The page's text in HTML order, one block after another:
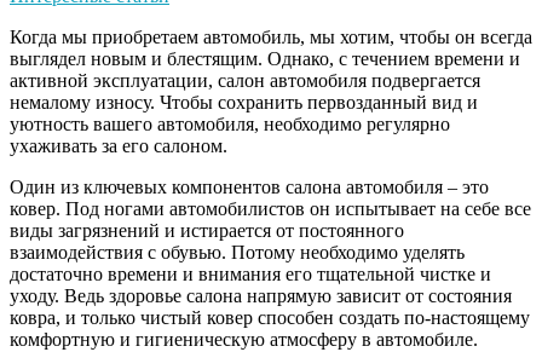
Когда мы приобретаем автомобиль, мы хотим, чтобы он всегда
выглядел новым и блестящим. Однако, с течением времени и
активной эксплуатации, салон автомобиля подвергается
немалому износу. Чтобы сохранить первозданный вид и
уютность вашего автомобиля, необходимо регулярно
ухаживать за его салоном.
Один из ключевых компонентов салона автомобиля – это
ковер. Под ногами автомобилистов он испытывает на себе все
виды загрязнений и истирается от постоянного
взаимодействия с обувью. Потому необходимо уделять
достаточно времени и внимания его тщательной чистке и
уходу. Ведь здоровье салона напрямую зависит от состояния
ковра, и только чистый ковер способен создать по-настоящему
комфортную и гигиеническую атмосферу в автомобиле.